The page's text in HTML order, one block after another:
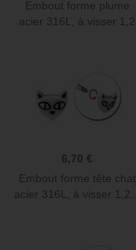
Embout forme plume
acier 316L, à visser 1,2
6,70 €
Embout forme tête chat
acier 316L, à visser 1,2...